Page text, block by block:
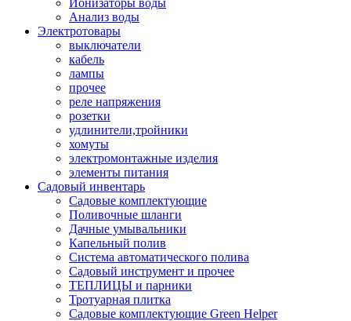
Ионизаторы воды
Анализ воды
Электротовары
выключатели
кабель
лампы
прочее
реле напряжения
розетки
удлинители,тройники
хомуты
электромонтажные изделия
элементы питания
Садовый инвентарь
Садовые комплектующие
Поливочные шланги
Дачные умывальники
Капельный полив
Система автоматического полива
Садовый инструмент и прочее
ТЕПЛИЦЫ и парники
Тротуарная плитка
Садовые комплектующие Green Helper